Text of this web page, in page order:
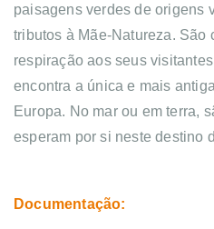
paisagens verdes de origens
tributos à Mãe-Natureza. São
respiração aos seus
encontra a única e mais
Europa. No mar ou em terra,
esperam por si neste destino
Documentação: